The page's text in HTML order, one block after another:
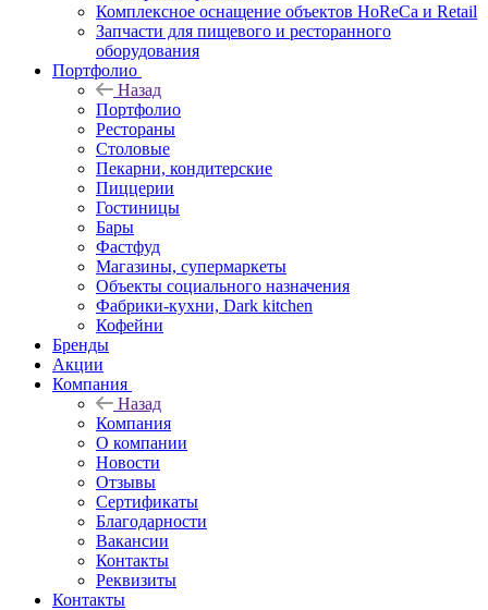
Комплексное оснащение объектов HoReCa и Retail
Запчасти для пищевого и ресторанного
оборудования
Портфолио
Назад
Портфолио
Рестораны
Столовые
Пекарни, кондитерские
Пиццерии
Гостиницы
Бары
Фастфуд
Магазины, супермаркеты
Объекты социального назначения
Фабрики-кухни, Dark kitchen
Кофейни
Бренды
Акции
Компания
Назад
Компания
О компании
Новости
Отзывы
Сертификаты
Благодарности
Вакансии
Контакты
Реквизиты
Контакты